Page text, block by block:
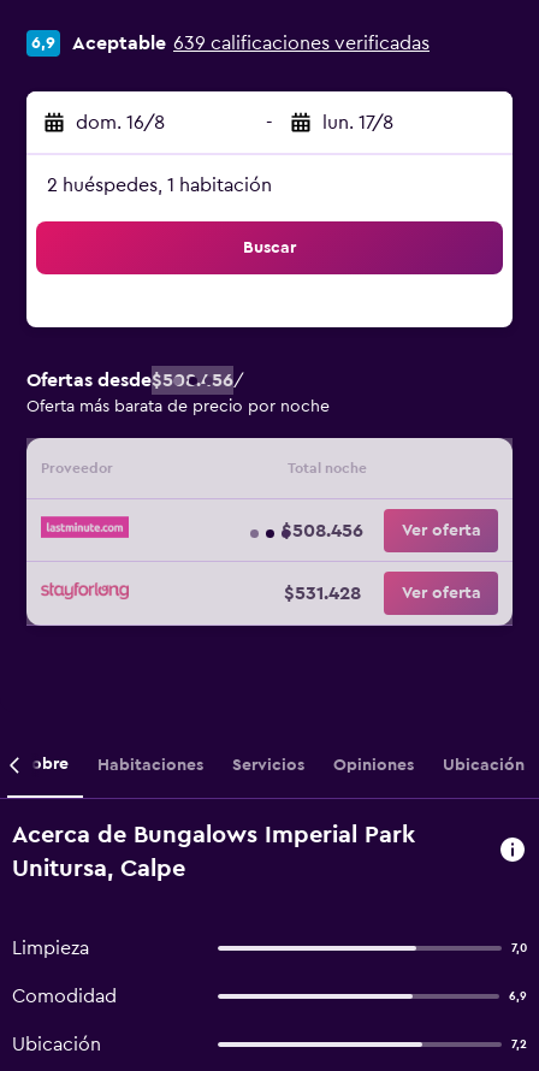
6,9 Aceptable 639 calificaciones verificadas
dom. 16/8 - lun. 17/8
2 huéspedes, 1 habitación
Buscar
Ofertas desde$508.456/
Oferta más barata de precio por noche
Proveedor Total noche
$508.456 Ver oferta
$531.428 Ver oferta
Sobre Habitaciones Servicios Opiniones Ubicación
Acerca de Bungalows Imperial Park
Unitursa, Calpe
Limpieza 7,0
Comodidad 6,9
Ubicación 7,2